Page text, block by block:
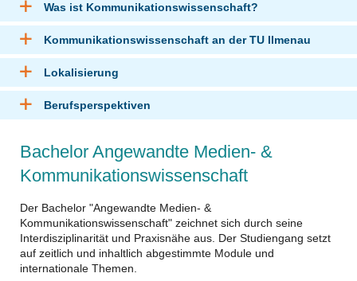
Was ist Kommunikationswissenschaft?
Kommunikationswissenschaft an der TU Ilmenau
Lokalisierung
Berufsperspektiven
Bachelor Angewandte Medien- &
Kommunikationswissenschaft
Der Bachelor "Angewandte Medien- &
Kommunikationswissenschaft" zeichnet sich durch seine
Interdisziplinarität und Praxisnähe aus. Der Studiengang setzt
auf zeitlich und inhaltlich abgestimmte Module und
internationale Themen.